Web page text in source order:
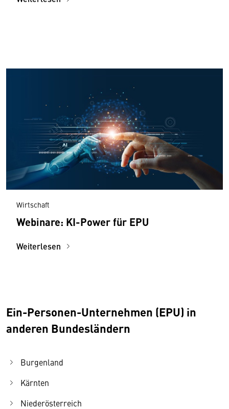
Wirtschaft
Webinare: KI-Power für EPU
Weiterlesen
Ein-Personen-Unternehmen (EPU) in
anderen Bundesländern
Burgenland
Kärnten
Niederösterreich